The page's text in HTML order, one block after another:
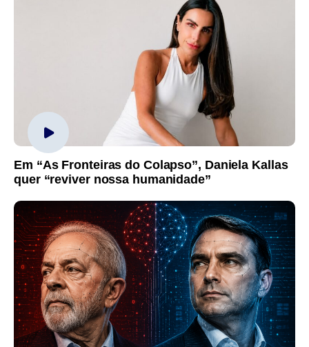
Em “As Fronteiras do Colapso”, Daniela Kallas
quer “reviver nossa humanidade”